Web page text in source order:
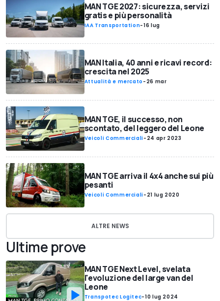
MAN TGE 2027: sicurezza, servizi
gratis e più personalità
IAA Transportation-16 lug
MAN Italia, 40 anni e ricavi record:
crescita nel 2025
Attualità e mercato - 26 mar
MAN TGE, il successo, non
scontato, del leggero del Leone
Veicoli Commerciali- 24 apr 2023
MAN TGE arriva il 4x4 anche sui più
pesanti
Veicoli Commerciali- 21 lug 2020
ALTRE NEWS
Ultime prove
MAN TGE Next Level, svelata
l'evoluzione del large van del
Leone
Transpotec Logitec-10 lug 2024